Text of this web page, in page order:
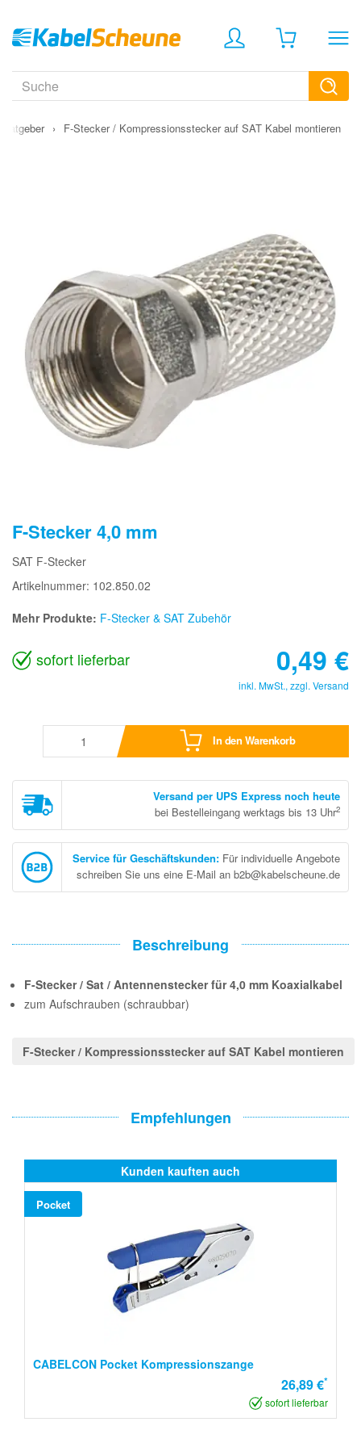
Ratgeber › F-Stecker / Kompressionsstecker auf SAT Kabel montieren
F-Stecker 4,0 mm
SAT F-Stecker
Artikelnummer: 102.850.02
Mehr Produkte: F-Stecker & SAT Zubehör
sofort lieferbar 0,49 €
inkl. MwSt., zzgl. Versand
In den Warenkorb
Versand per UPS Express noch heute
bei Bestelleingang werktags bis 13 Uhr2
Service für Geschäftskunden: Für individuelle Angebote
schreiben Sie uns eine E-Mail an b2b@kabelscheune.de
Beschreibung
F-Stecker / Sat / Antennenstecker für 4,0 mm Koaxialkabel
zum Aufschrauben (schraubbar)
F-Stecker / Kompressionsstecker auf SAT Kabel montieren
Empfehlungen
Kunden kauften auch
Pocket
CABELCON Pocket Kompressionszange
26,89 €*
sofort lieferbar